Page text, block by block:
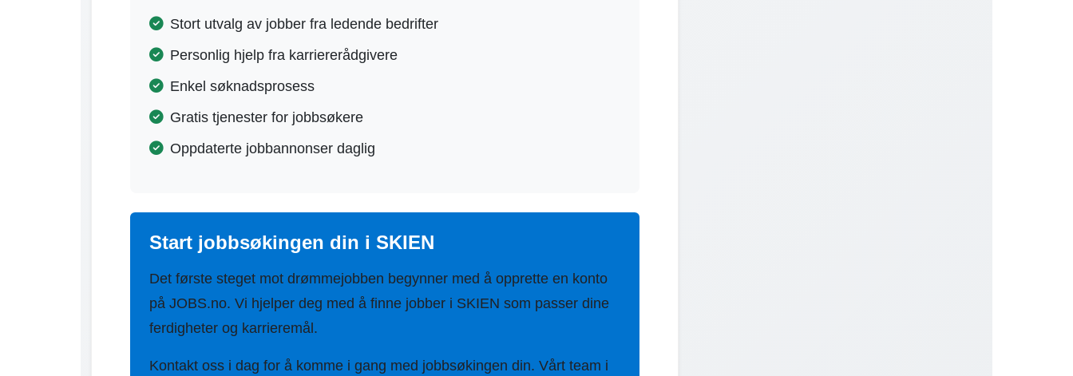
Stort utvalg av jobber fra ledende bedrifter
Personlig hjelp fra karriererådgivere
Enkel søknadsprosess
Gratis tjenester for jobbsøkere
Oppdaterte jobbannonser daglig
Start jobbsøkingen din i SKIEN
Det første steget mot drømmejobben begynner med å opprette en konto
på JOBS.no. Vi hjelper deg med å finne jobber i SKIEN som passer dine
ferdigheter og karrieremål.
Kontakt oss i dag for å komme i gang med jobbsøkingen din. Vårt team i